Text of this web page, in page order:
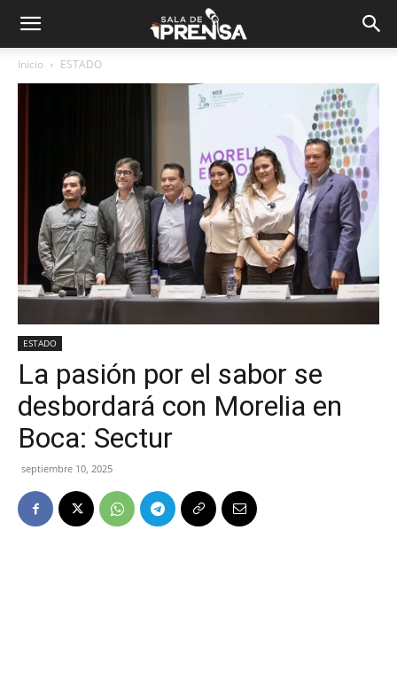
Inicio ESTADO
ESTADO
La pasión por el sabor se
desbordará con Morelia en
Boca: Sectur
septiembre 10, 2025